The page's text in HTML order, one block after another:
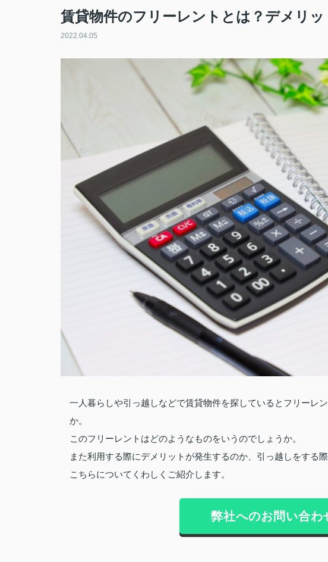
賃貸物件のフリーレントとは？デメリ
2022.04.05
一人暮らしや引っ越しなどで賃貸物件を探しているとフリーレ
か。
このフリーレントはどのようなものをいうのでしょうか。
また利用する際にデメリットが発生するのか、引っ越しをする
こちらについてくわしくご紹介します。
弊社へのお問い合わ